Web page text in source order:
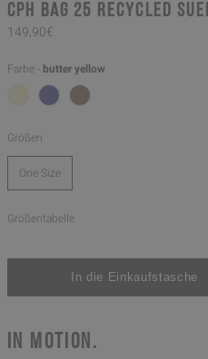
CPH BAG 25 recycled
149,90€
Farbe - butter yellow
Größen
One Size
Größentabelle
IN MOTION.